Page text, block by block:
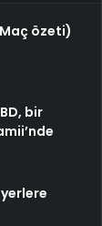
özeti)
bir